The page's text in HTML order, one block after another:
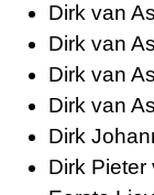
Dirk van
Dirk van
Dirk van
Dirk van
Dirk
Dirk